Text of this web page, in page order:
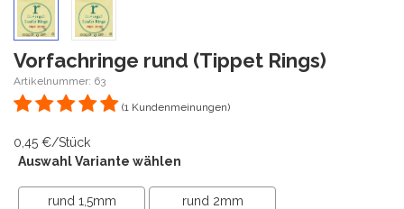
Vorfachringe rund (Tippet Rings)
Artikelnummer: 63
(1 Kundenmeinungen)
0,45 €/Stück
Auswahl Variante wählen
rund 1,5mm rund 2mm